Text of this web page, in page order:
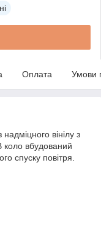
Оплата Умови
вінілу з
коло вбудований
спуску повітря.